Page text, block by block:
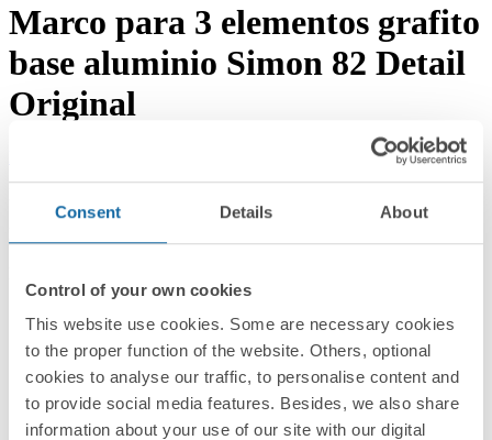
Consent Details About
Control of your own cookies
This website use cookies. Some are necessary cookies
to the proper function of the website. Others, optional
cookies to analyse our traffic, to personalise content and
to provide social media features. Besides, we also share
information about your use of our site with our digital
Marco para 3 elementos grafito
base aluminio Simon 82 Detail
Original
8200630-238
1 Unidad
Serie
Simon 82 Detail
Series compatibles